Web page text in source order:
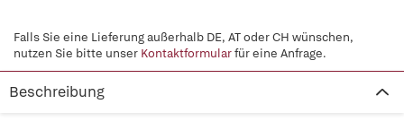
Falls Sie eine Lieferung außerhalb DE, AT oder CH wünschen,
nutzen Sie bitte unser Kontaktformularfür eine Anfrage.
Beschreibung